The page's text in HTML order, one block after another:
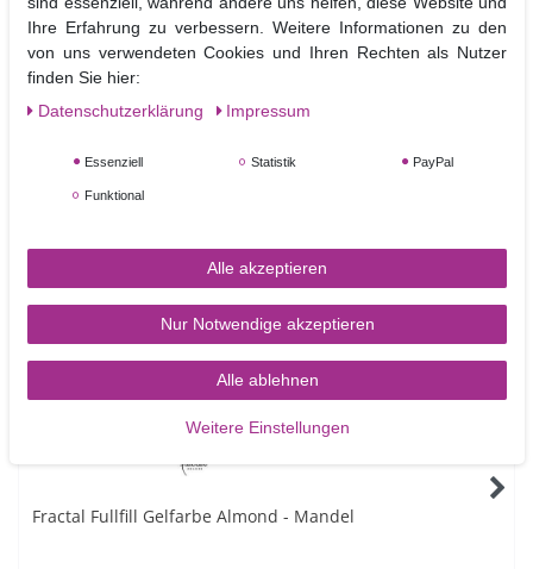
gesättigt
Zucker
0 kj / 0
kcal
0g
NEUHEIT
Fractal Fullfill Gelfarbe Almond - Mandel
Ihre Erfahrung zu verbessern. Weitere Informationen zu den
von uns verwendeten Cookies und Ihren Rechten als Nutzer
finden Sie hier:
Daten­schutz­erklärung
Impressum
Essenziell Statistik PayPal
Funktional
Alle akzeptieren
Nur Notwendige akzeptieren
Alle ablehnen
Weitere Einstellungen